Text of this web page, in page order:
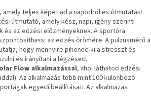
teljes képet ad a napodról és útmutatást
útmutató, amely kész, napi, igény szerinti
az edzési előzményeknek. A sportóra
az edzés örömére. A pulzusmérő a
hogy mennyire pihened ki a stresszt és
és irányítani a légzésed.
Flow alkalmazással, ahol láthatod edzési
Az alkalmazás több mint 100 különböző
egyedi beállításait. Az alkalmazás